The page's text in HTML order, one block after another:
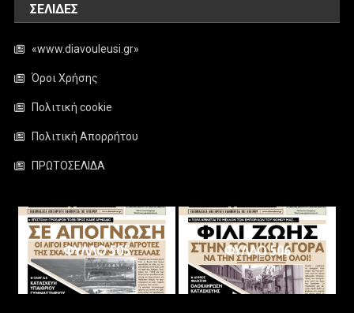
ΣΕΛΊΔΕΣ
«www.diavouleusi.gr»
Όροι Χρήσης
Πολιτική cookie
Πολιτική Απορρήτου
ΠΡΩΤΟΣΕΛΙΔΑ
ΦΥΛΛΟ 505 ΦΥΛΛΟ 506